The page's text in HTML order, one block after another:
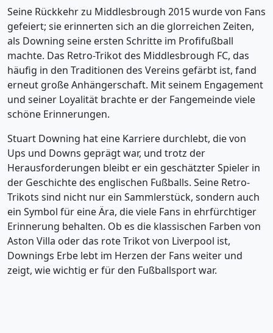
Seine Rückkehr zu Middlesbrough 2015 wurde von Fans
gefeiert; sie erinnerten sich an die glorreichen Zeiten,
als Downing seine ersten Schritte im Profifußball
machte. Das Retro-Trikot des Middlesbrough FC, das
häufig in den Traditionen des Vereins gefärbt ist, fand
erneut große Anhängerschaft. Mit seinem Engagement
und seiner Loyalität brachte er der Fangemeinde viele
schöne Erinnerungen.
Stuart Downing hat eine Karriere durchlebt, die von
Ups und Downs geprägt war, und trotz der
Herausforderungen bleibt er ein geschätzter Spieler in
der Geschichte des englischen Fußballs. Seine Retro-
Trikots sind nicht nur ein Sammlerstück, sondern auch
ein Symbol für eine Ära, die viele Fans in ehrfürchtiger
Erinnerung behalten. Ob es die klassischen Farben von
Aston Villa oder das rote Trikot von Liverpool ist,
Downings Erbe lebt im Herzen der Fans weiter und
zeigt, wie wichtig er für den Fußballsport war.